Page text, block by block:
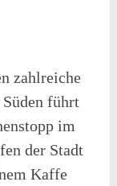
zahlreiche
führt
im
der Stadt
Kaffe